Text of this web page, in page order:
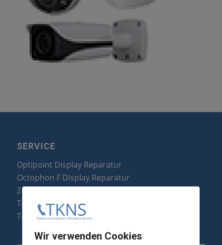
SERVICE
Optipoint Display Reparatur
Octophon F Display Reparatur
Zubehör & Ersatzteile
Telefonanlagen Optimierung
Telefonanlagen Erweiterung
Wir verwenden Cookies